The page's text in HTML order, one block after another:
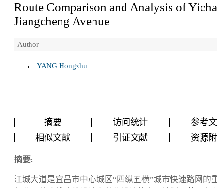
Route Comparison and Analysis of
Jiangcheng Avenue
Author
YANG Hongzhu
摘要 访问统计
参考
相似文献
引证文献 资源
摘要:
江城大道是宜昌市中心城区“四纵五横”城市快速路网的